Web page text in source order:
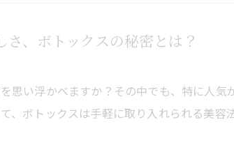
さ、ボトックスの秘密とは？
思い浮かべますか？その中でも、特に人気
、ボトックスは手軽に取り入れられる美